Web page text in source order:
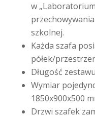
w
szkolnej.
Każda szafa
półek/
Długość
Wymiar
1850x900x500
Drzwi szafek